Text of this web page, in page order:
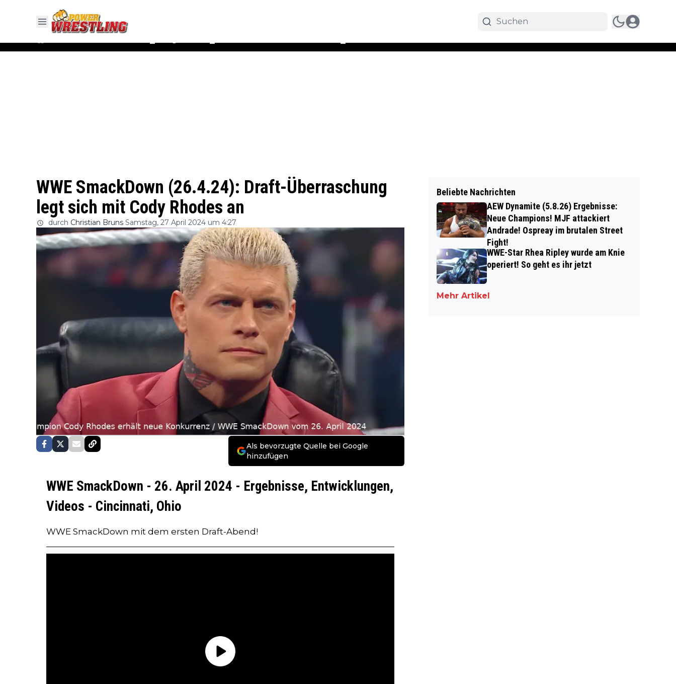
WWE SmackDown (26.4.24): Draft-Überraschung
legt sich mit Cody Rhodes an
durch Christian Bruns Samstag, 27 April 2024 um 4:27
Als bevorzugte Quelle bei Google
hinzufügen
WWE SmackDown - 26. April 2024 - Ergebnisse, Entwicklungen,
Videos - Cincinnati, Ohio
WWE SmackDown mit dem ersten Draft-Abend!
Beliebte Nachrichten
AEW Dynamite (5.8.26) Ergebnisse:
Neue Champions! MJF attackiert
Andrade! Ospreay im brutalen Street
Fight!
WWE-Star Rhea Ripley wurde am Knie
operiert! So geht es ihr jetzt
Mehr Artikel